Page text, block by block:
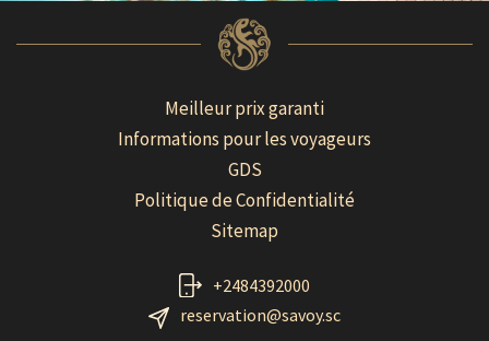
Meilleur prix garanti
Informations pour les voyageurs
GDS
Politique de Confidentialité
Sitemap
+2484392000
reservation@savoy.sc